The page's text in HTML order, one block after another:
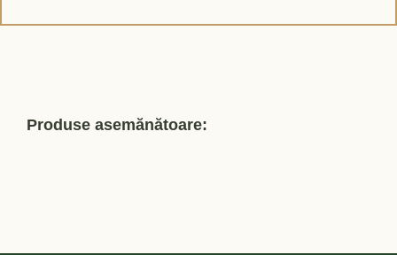
Produse asemănătoare: